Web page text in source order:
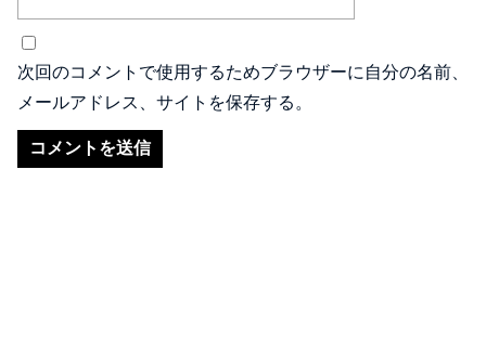
次回のコメントで使用するためブラウザーに自分の名前、
メールアドレス、サイトを保存する。